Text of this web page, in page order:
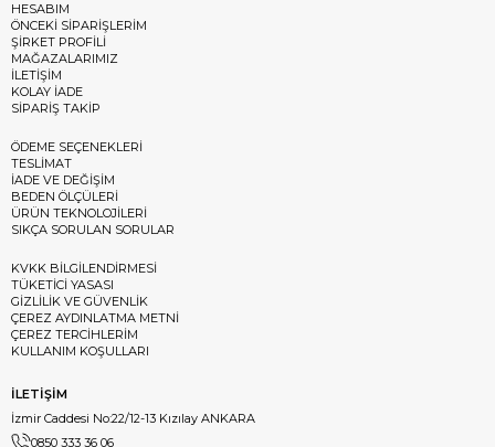
HESABIM
ÖNCEKİ SİPARİŞLERİM
ŞİRKET PROFİLİ
MAĞAZALARIMIZ
İLETİŞİM
KOLAY İADE
SİPARİŞ TAKİP
ÖDEME SEÇENEKLERİ
TESLİMAT
İADE VE DEĞİŞİM
BEDEN ÖLÇÜLERİ
ÜRÜN TEKNOLOJİLERİ
SIKÇA SORULAN SORULAR
KVKK BİLGİLENDİRMESİ
TÜKETİCİ YASASI
GİZLİLİK VE GÜVENLİK
ÇEREZ AYDINLATMA METNİ
ÇEREZ TERCİHLERİM
KULLANIM KOŞULLARI
İLETİŞİM
İzmir Caddesi No:22/12-13 Kızılay ANKARA
0850 333 36 06